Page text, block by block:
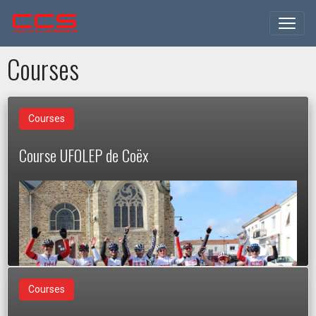
Courses
Courses
Course UFOLEP de Coëx
Courses